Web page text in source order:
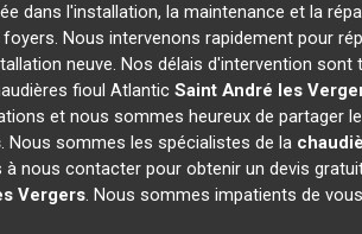
dans l'installation, la maintenance et la
Nous intervenons rapidement pour
neuve. Nos délais d'intervention
fioul Atlantic Saint André les
et nous sommes heureux de partager
. Nous sommes les spécialistes de la
nous contacter pour obtenir un devis
Vergers. Nous sommes impatients de